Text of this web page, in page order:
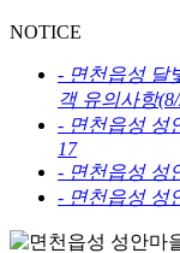
NOTICE
- 면천읍성 달
객 유의사항
- 면천읍성 성
17
- 면천읍성 성
- 면천읍성 성